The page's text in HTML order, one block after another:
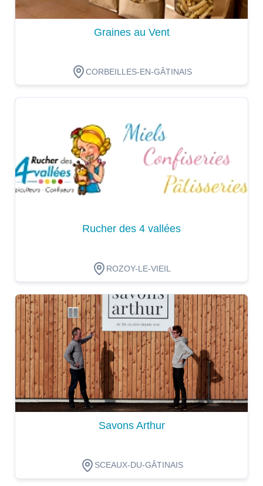
Graines au Vent
CORBEILLES-EN-GÂTINAIS
Rucher des 4 vallées
ROZOY-LE-VIEIL
Dégustation
Savons Arthur
SCEAUX-DU-GÂTINAIS